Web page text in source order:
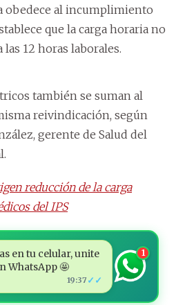
obedece al incumplimiento
que la carga horaria no
12 horas laborales.
también se suman al
reivindicación, según
gerente de Salud del
reducción de la carga
del IPS
en tu celular, unite
WhatsApp 🤩
19:37 ✓✓
1